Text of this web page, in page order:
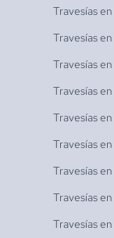
Travesías en
Travesías en
Travesías en
Travesías en
Travesías en
Travesías en
Travesías en
Travesías en
Travesías en